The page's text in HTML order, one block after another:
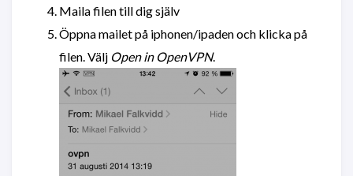
Maila filen till dig själv
Öppna mailet på iphonen/ipaden och klicka på
filen. Välj Open in OpenVPN.